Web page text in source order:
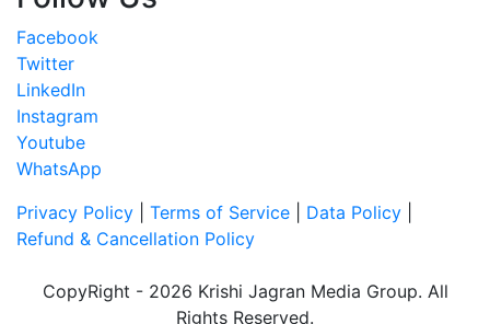
Facebook
Twitter
LinkedIn
Instagram
Youtube
WhatsApp
Privacy Policy
Terms of Service Data Policy
Refund & Cancellation Policy
CopyRight - 2026 Krishi Jagran Media Group. All
Rights Reserved.